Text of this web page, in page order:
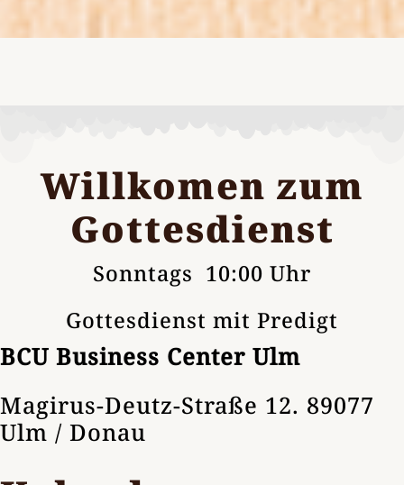
Willkomen zum
Gottesdienst
Sonntags 10:00 Uhr
Gottesdienst mit Predigt
BCU Business Center Ulm
Magirus-Deutz-Straße 12. 89077
Ulm / Donau